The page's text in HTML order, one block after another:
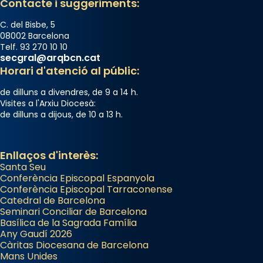
Photo
View on Facebook
Arquebisbat de Barcelona
2 weeks ago
Memòria de les santes Juliana i
Acompanyant la història de sant Cugat, a
partir de l’Edat Mitjana sorgeix la tradició
que les santes Juliana (“relatiu a Júlia”) i
Semproniana (“relatiu a Semprònia =
eterna”) són deixebles seves. I l’any 1667, el
frare Joan Gaspar Roig, afirma en una obra
que les santes són filles de l’antiga Iluro.
Mataró en reivindicarà les relíquies fins que
Contacte i suggeriments:
C. del Bisbe, 5
08002 Barcelona
Telf. 93 270 10 10
secgral@arqbcn.cat
Horari d'atenció al públic:
de dilluns a divendres, de 9 a 14 h.
Visites a l'Arxiu Diocesà:
de dilluns a dijous, de 10 a 13 h.
Enllaços d'interès:
Santa Seu
Conferència Episcopal Espanyola
Conferència Episcopal Tarraconense
Catedral de Barcelona
Seminari Conciliar de Barcelona
Basílica de la Sagrada Família
Any Gaudí 2026
Càritas Diocesana de Barcelona
Mans Unides